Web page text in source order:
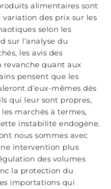
alimentaires sont
variation des prix sur les
selon les
sur l’analyse du
les avis des
revanche quant aux
pensent que les
d’eux-mêmes dès
qui leur sont propres,
marchés à termes,
instabilité endogène.
nous sommes avec
intervention plus
des volumes
la protection du
importations qui